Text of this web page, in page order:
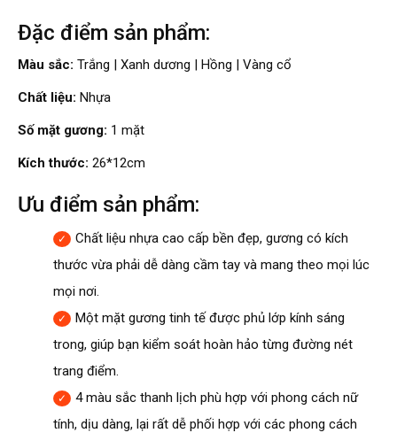
Đặc điểm sản phẩm:
Màu sắc: Trắng | Xanh dương | Hồng | Vàng cổ
Chất liệu: Nhựa
Số mặt gương: 1 mặt
Kích thước: 26*12cm
Ưu điểm sản phẩm:
Chất liệu nhựa cao cấp bền đẹp, gương có kích
thước vừa phải dễ dàng cầm tay và mang theo mọi lúc
mọi nơi.
Một mặt gương tinh tế được phủ lớp kính sáng
trong, giúp bạn kiểm soát hoàn hảo từng đường nét
trang điểm.
4 màu sắc thanh lịch phù hợp với phong cách nữ
tính, dịu dàng, lại rất dễ phối hợp với các phong cách